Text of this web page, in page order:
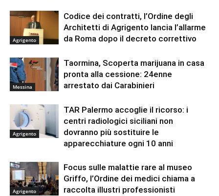
Agrigento
Codice dei contratti, l’Ordine degli
Architetti di Agrigento lancia l’allarme
da Roma dopo il decreto correttivo
Messina
Taormina, Scoperta marijuana in casa
pronta alla cessione: 24enne
arrestato dai Carabinieri
Agrigento
TAR Palermo accoglie il ricorso: i
centri radiologici siciliani non
dovranno più sostituire le
apparecchiature ogni 10 anni
Agrigento
Focus sulle malattie rare al museo
Griffo, l’Ordine dei medici chiama a
raccolta illustri professionisti